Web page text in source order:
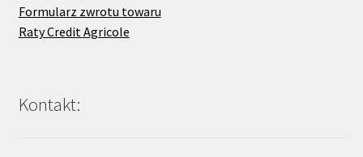
Formularz zwrotu towaru
Raty Credit Agricole
Kontakt: